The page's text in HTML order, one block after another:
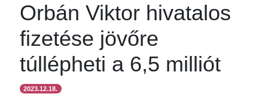
Orbán Viktor hivatalos
fizetése jövőre
túllépheti a 6,5 milliót
2023.12.18.